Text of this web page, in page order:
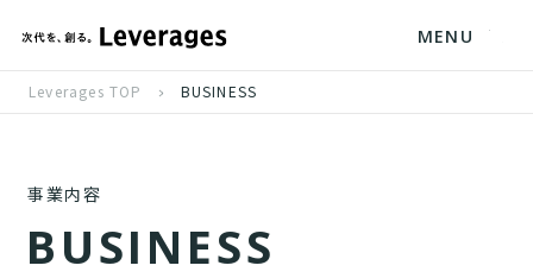
MENU
Leverages TOP BUSINESS
事業内容
BUSINESS